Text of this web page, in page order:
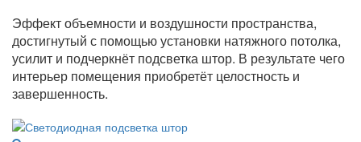
Эффект объемности и воздушности пространства,
достигнутый с помощью установки натяжного потолка,
усилит и подчеркнёт подсветка штор. В результате чего
интерьер помещения приобретёт целостность и
завершенность.